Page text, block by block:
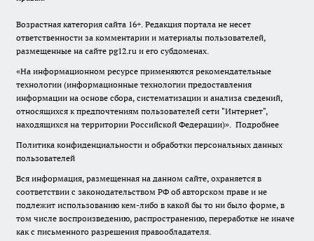
Возрастная категория сайта 16+. Редакция портала не несет
ответственности за комментарии и материалы пользователей,
размещенные на сайте pg12.ru и его субдоменах.
«На информационном ресурсе применяются рекомендательные
технологии (информационные технологии предоставления
информации на основе сбора, систематизации и анализа сведений,
относящихся к предпочтениям пользователей сети "Интернет",
находящихся на территории Российской Федерации)». Подробнее
Политика конфиденциальности и обработки персональных данных
пользователей
Вся информация, размещенная на данном сайте, охраняется в
соответствии с законодательством РФ об авторском праве и не
подлежит использованию кем-либо в какой бы то ни было форме, в
том числе воспроизведению, распространению, переработке не иначе
как с письменного разрешения правообладателя.